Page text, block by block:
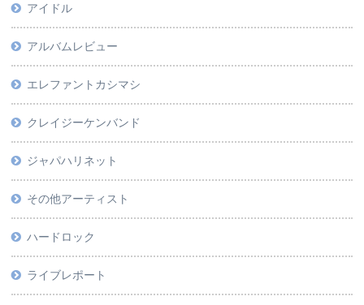
アイドル
アルバムレビュー
エレファントカシマシ
クレイジーケンバンド
ジャパハリネット
その他アーティスト
ハードロック
ライブレポート